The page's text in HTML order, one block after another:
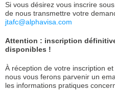
Si vous désirez vous inscrire
de nous transmettre votre
jtafc@alphavisa.com
Attention : inscription
disponibles !
À réception de votre inscription
nous vous ferons parvenir un
les informations pratiques